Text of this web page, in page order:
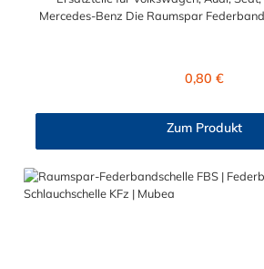
Mercedes-Benz Die Raumspar
abgeflachten Montageenden wird eine
ermöglicht. Diese Federbandschelle und
nach DIN 3021 bietet Ihnen die gleichen
Standardausführung in Form der
ist das Besondere an der
Federbandschelle? Optimaler
Regulärer
0,80 €
Zum Produkt